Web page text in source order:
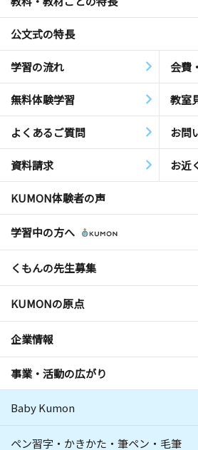
公文式の特長
学習の流れ 会費
無料体験学習 教室
よくあるご質問 お問
資料請求 お近
KUMON体験者の声
学習中の方へ
くもんの先生募集
KUMONの原点
企業情報
事業・活動の広がり
Baby Kumon
ペン習字・かきかた・筆ペン・毛筆